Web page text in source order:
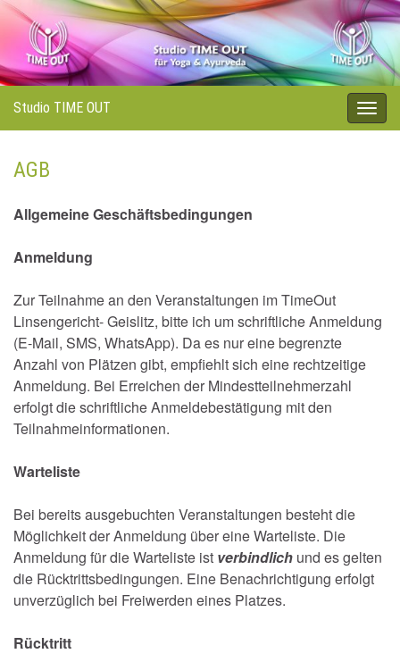
Studio TIME OUT
AGB
Allgemeine Geschäftsbedingungen
Anmeldung
Zur Teilnahme an den Veranstaltungen im TimeOut
Linsengericht- Geislitz, bitte ich um schriftliche Anmeldung
(E-Mail, SMS, WhatsApp). Da es nur eine begrenzte
Anzahl von Plätzen gibt, empfiehlt sich eine rechtzeitige
Anmeldung. Bei Erreichen der Mindestteilnehmerzahl
erfolgt die schriftliche Anmeldebestätigung mit den
Teilnahmeinformationen.
Warteliste
Bei bereits ausgebuchten Veranstaltungen besteht die
Möglichkeit der Anmeldung über eine Warteliste. Die
Anmeldung für die Warteliste ist verbindlich und es gelten
die Rücktrittsbedingungen. Eine Benachrichtigung erfolgt
unverzüglich bei Freiwerden eines Platzes.
Rücktritt